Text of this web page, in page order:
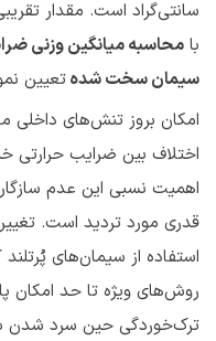
سانتی‌گراد است. مقدار
با محاسبه میانگین وزنی
سیمان سخت شدهتعیین
امکان بروز تنش‌های داخلی
اختلاف بین ضرایب حرارتی
اهمیت نسبی این عدم
قدری مورد تردید است.
استفاده از سیمان‌های
روش‌های ویژه تا حد امکان
ترک‌خوردگی حین سرد شدن